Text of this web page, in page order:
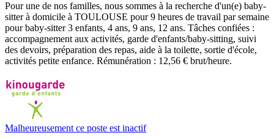
Pour une de nos familles, nous sommes à la recherche d'un(e) baby-
sitter à domicile à TOULOUSE pour 9 heures de travail par semaine
pour baby-sitter 3 enfants, 4 ans, 9 ans, 12 ans. Tâches confiées :
accompagnement aux activités, garde d'enfants/baby-sitting, suivi
des devoirs, préparation des repas, aide à la toilette, sortie d'école,
activités petite enfance. Rémunération : 12,56 € brut/heure.
Malheureusement ce poste est inactif